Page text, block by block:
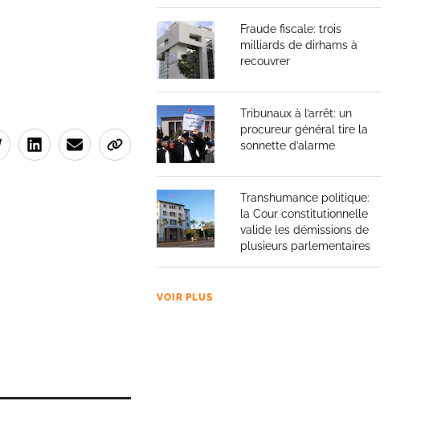
Fraude fiscale: trois
milliards de dirhams à
recouvrer
Tribunaux à l’arrêt: un
procureur général tire la
sonnette d’alarme
Transhumance politique:
la Cour constitutionnelle
valide les démissions de
plusieurs parlementaires
VOIR PLUS